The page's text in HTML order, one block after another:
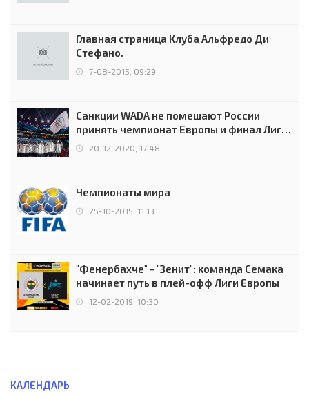
Главная страница Клуба Альфредо Ди
Стефано.
7-08-2015, 09:29
Санкции WADA не помешают России
принять чемпионат Европы и финал Лиги
чемпионов.
20-12-2020, 17:48
Чемпионаты мира
25-10-2015, 11:13
"Фенербахче" - "Зенит": команда Семака
начинает путь в плей-офф Лиги Европы
12-02-2019, 10:30
КАЛЕНДАРЬ